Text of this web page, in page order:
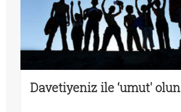
Davetiyeniz ile ‘umut' olun